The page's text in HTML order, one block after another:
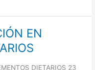
EN
DIETARIOS 23